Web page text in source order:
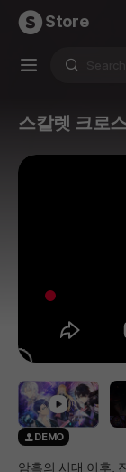
Store
스칼렛 크로
DEMO
암흑의 시대 이후,